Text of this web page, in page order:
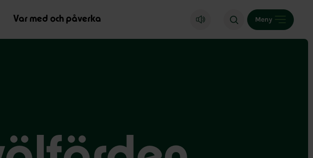
Var med och påverka Meny